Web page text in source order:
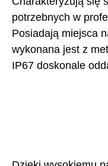
potrzebnych w
Posiadają miejsca
wykonana jest z
IP67 doskonale